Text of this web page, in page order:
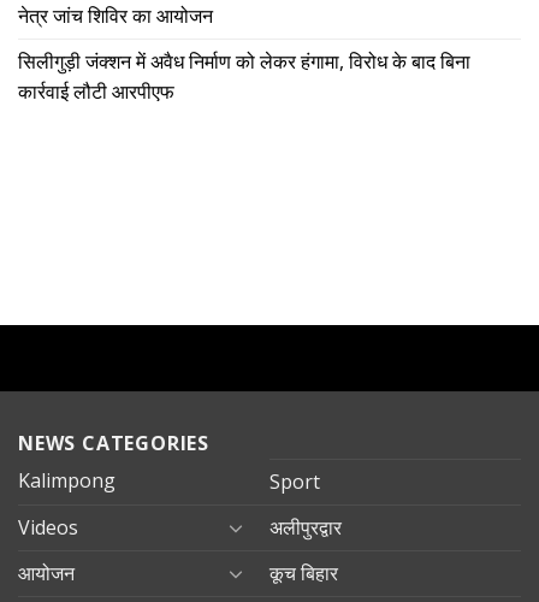
नेत्र जांच शिविर का आयोजन
सिलीगुड़ी जंक्शन में अवैध निर्माण को लेकर हंगामा, विरोध के बाद बिना
कार्रवाई लौटी आरपीएफ
NEWS CATEGORIES
Kalimpong
Sport
Videos
अलीपुरद्वार
आयोजन
कूच बिहार